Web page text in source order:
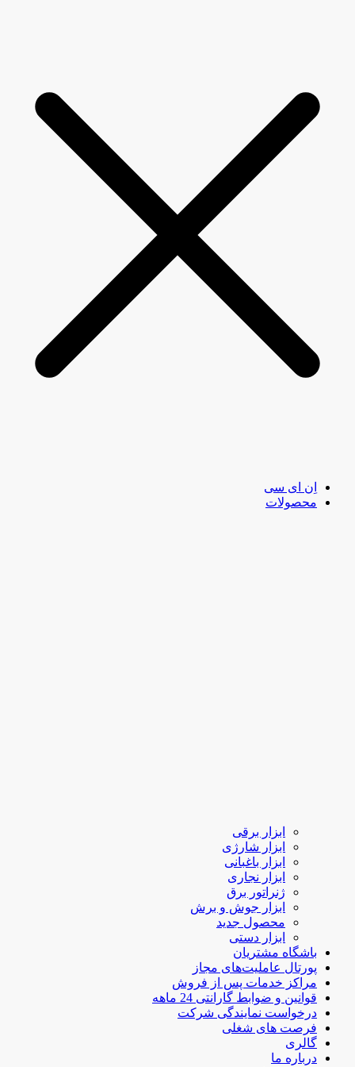
اِن ای سی
محصولات
ابزار برقی
ابزار شارژی
ابزار باغبانی
ابزار نجاری
ژنراتور برق
ابزار جوش و برش
محصول جدید
ابزار دستی
باشگاه مشتریان
پورتال عاملیت‌های مجاز
مراکز خدمات پس از فروش
قوانین و ضوابط گارانتی 24 ماهه
درخواست نمایندگی شرکت
فرصت های شغلی
گالری
درباره ما